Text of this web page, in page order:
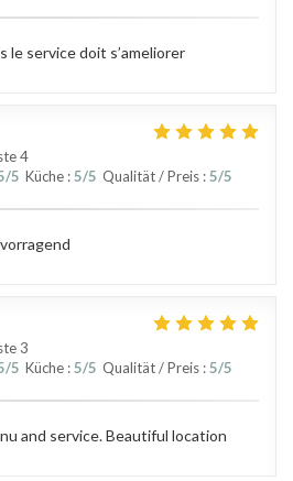
le service doit s’ameliorer
4
/5 Küche :5/5 Qualität / Preis :5/5
3
/5 Küche :5/5 Qualität / Preis :5/5
and service. Beautiful location